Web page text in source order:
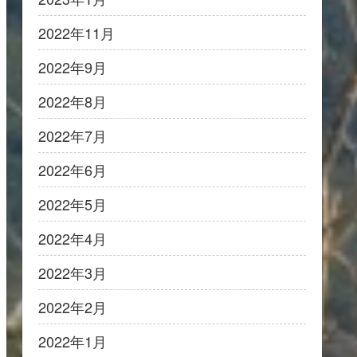
2022年11月
2022年9月
2022年8月
2022年7月
2022年6月
2022年5月
2022年4月
2022年3月
2022年2月
2022年1月